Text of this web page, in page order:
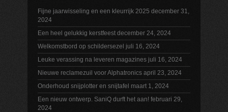
Fijne jaarwisseling en een kleurrijk 2025 december 31,
2024
Een heel gelukkig kerstfeest december 24, 2024
Welkomstbord op schildersezel juli 16, 2024
Leuke verassing na leveren magazines juli 16, 2024
Nieuwe reclamezuil voor Alphatronics april 23, 2024
Onderhoud snijplotter en snijtafel maart 1, 2024
Een nieuw ontwerp. SaniQ durft het aan! februari 29,
2024